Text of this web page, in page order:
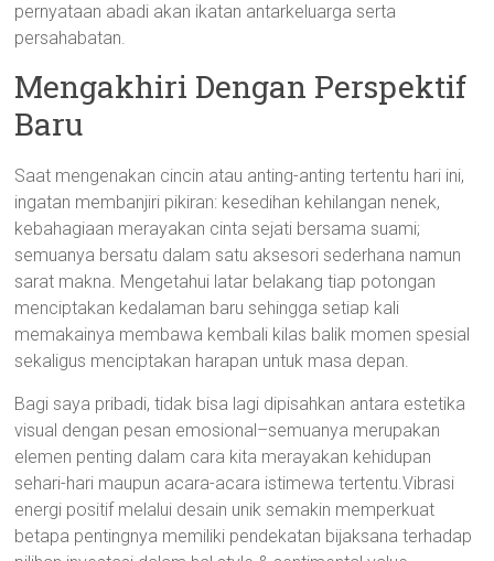
pernyataan abadi akan ikatan antarkeluarga serta
persahabatan.
Mengakhiri Dengan Perspektif
Baru
Saat mengenakan cincin atau anting-anting tertentu hari ini,
ingatan membanjiri pikiran: kesedihan kehilangan nenek,
kebahagiaan merayakan cinta sejati bersama suami;
semuanya bersatu dalam satu aksesori sederhana namun
sarat makna. Mengetahui latar belakang tiap potongan
menciptakan kedalaman baru sehingga setiap kali
memakainya membawa kembali kilas balik momen spesial
sekaligus menciptakan harapan untuk masa depan.
Bagi saya pribadi, tidak bisa lagi dipisahkan antara estetika
visual dengan pesan emosional–semuanya merupakan
elemen penting dalam cara kita merayakan kehidupan
sehari-hari maupun acara-acara istimewa tertentu.Vibrasi
energi positif melalui desain unik semakin memperkuat
betapa pentingnya memiliki pendekatan bijaksana terhadap